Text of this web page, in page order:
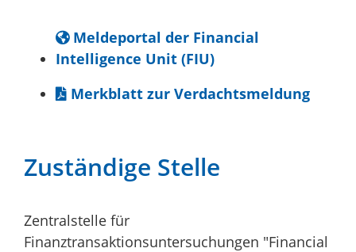
Meldeportal der Financial
Intelligence Unit (FIU)
Merkblatt zur Verdachtsmeldung
Zuständige Stelle
Zentralstelle für
Finanztransaktionsuntersuchungen "Financial